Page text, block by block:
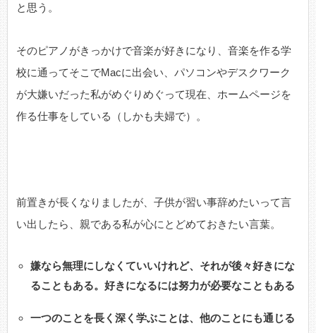
と思う。
そのピアノがきっかけで音楽が好きになり、音楽を作る学
校に通ってそこでMacに出会い、パソコンやデスクワーク
が大嫌いだった私がめぐりめぐって現在、ホームページを
作る仕事をしている（しかも夫婦で）。
前置きが長くなりましたが、子供が習い事辞めたいって言
い出したら、親である私が心にとどめておきたい言葉。
嫌なら無理にしなくていいけれど、それが後々好きにな
ることもある。好きになるには努力が必要なこともある
一つのことを長く深く学ぶことは、他のことにも通じる